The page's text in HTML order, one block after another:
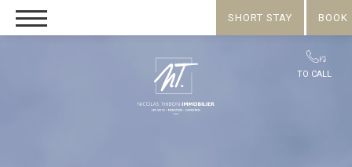
SHORT STAY BOOK
TO CALL